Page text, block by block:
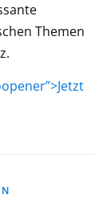
Themen